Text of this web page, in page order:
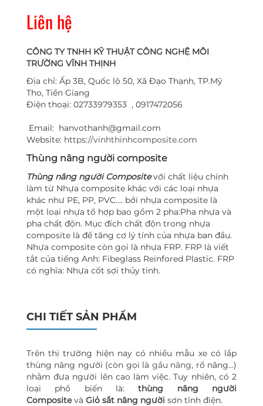
Liên hệ
CÔNG TY TNHH KỸ THUẬT CÔNG NGHỆ MÔI
TRƯỜNG VĨNH THỊNH
Địa chỉ: Ấp 3B, Quốc lộ 50, Xã Đạo Thạnh, TP.Mỹ
Tho, Tiền Giang
Điện thoại: 02733979353 , 0917472056
Email: hanvothanh@gmail.com
Website: https://vinhthinhcomposite.com
Thùng nâng người composite
Thùng nâng người Compositevới chất liệu chính
làm từ Nhựa composite khác với các loại nhựa
khác như PE, PP, PVC…. bởi nhựa composite là
một loại nhựa tổ hợp bao gồm 2 pha:Pha nhựa và
pha chất độn. Mục đích chất độn trong nhựa
composite là để tăng cơ lý tính của nhựa ban đầu.
Nhựa composite còn gọi là nhựa FRP. FRP là viết
tắt của tiếng Anh: Fibeglass Reinfored Plastic. FRP
có nghĩa: Nhựa cốt sợi thủy tinh.
CHI TIẾT SẢN PHẨM
Trên thị trường hiện nay có nhiều mẫu xe có lắp
thùng nâng người (còn gọi là gầu nâng, rổ nâng…)
nhằm đưa người lên cao làm việc. Tuy nhiên, có 2
loại phổ biến là:thùng nâng người
Compositevà Giỏ sắt nâng người sơn tĩnh điện.